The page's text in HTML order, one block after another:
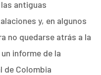
antiguas
y, en algunos
no quedarse atrás a la
informe de la
de Colombia